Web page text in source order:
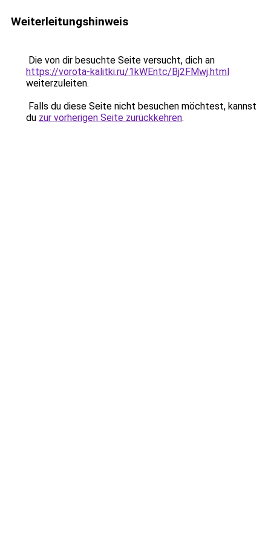
Weiterleitungshinweis
Die von dir besuchte Seite versucht, dich an
https://vorota-kalitki.ru/1kWEntc/Bj2FMwj.html
weiterzuleiten.
Falls du diese Seite nicht besuchen möchtest, kannst
du zur vorherigen Seite zurückkehren.